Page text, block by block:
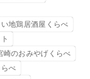
地鶏居酒屋くらべ
崎のおみやげくらべ
べ